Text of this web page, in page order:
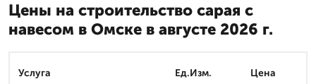
Цены на строительство сарая с
навесом в Омске в августе 2026 г.
Услуга Ед.Изм. Цена